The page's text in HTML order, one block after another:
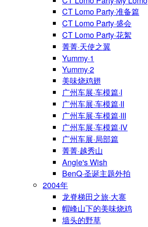
CT Lomo Party·准备篇
CT Lomo Party·盛会
CT Lomo Party·花絮
菁菁·天使之翼
Yummy·1
Yummy·2
美味烧鸡翅
广州车展·车模篇·I
广州车展·车模篇·II
广州车展·车模篇·III
广州车展·车模篇·IV
广州车展·局部篇
菁菁·越秀山
Angle's Wish
BenQ·圣诞主题外拍
2004年
龙脊梯田之旅·大寨
帽峰山下的美味烧鸡
墙头的野草